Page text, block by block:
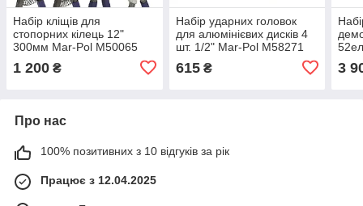
Набір кліщів для
стопорних кілець 12"
300мм Mar-Pol M50065
1 200 ₴
Набір ударних головок
для алюмінієвих дисків 4
шт. 1/2" Mar-Pol M58271
615₴ 3
Про нас
100% позитивних з 10 відгуків за рік
Працює з 12.04.2025